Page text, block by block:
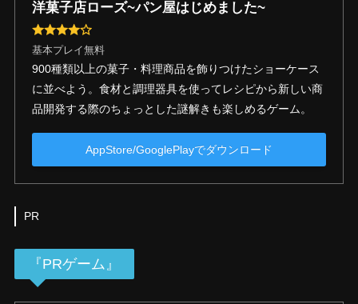
洋菓子店ローズ~パン屋はじめました~
基本プレイ無料
900種類以上の菓子・料理商品を飾りつけたショーケース
に並べよう。食材と調理器具を使ってレシピから新しい商
品開発する際のちょっとした謎解きも楽しめるゲーム。
AppStore/GooglePlayでダウンロード
PR
『PRゲーム』